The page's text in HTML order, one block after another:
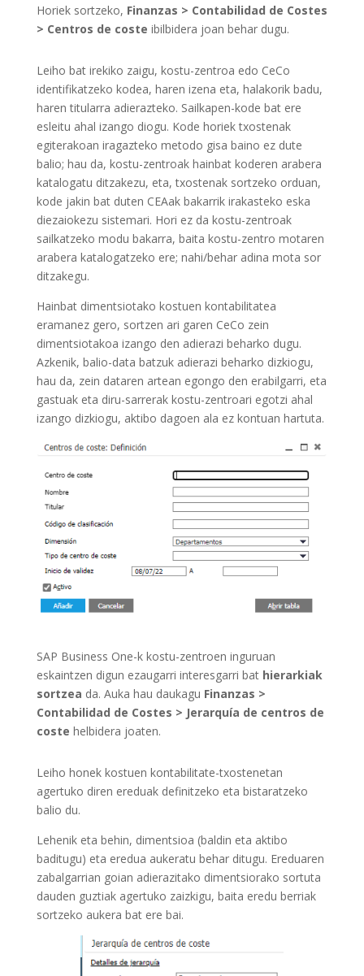
Horiek sortzeko, Finanzas > Contabilidad de Costes
> Centros de coste ibilbidera joan behar dugu.
Leiho bat irekiko zaigu, kostu-zentroa edo CeCo
identifikatzeko kodea, haren izena eta, halakorik badu,
haren titularra adierazteko. Sailkapen-kode bat ere
esleitu ahal izango diogu. Kode horiek txostenak
egiterakoan iragazteko metodo gisa baino ez dute
balio; hau da, kostu-zentroak hainbat koderen arabera
katalogatu ditzakezu, eta, txostenak sortzeko orduan,
kode jakin bat duten CEAak bakarrik irakasteko eska
diezaiokezu sistemari. Hori ez da kostu-zentroak
sailkatzeko modu bakarra, baita kostu-zentro motaren
arabera katalogatzeko ere; nahi/behar adina mota sor
ditzakegu.
Hainbat dimentsiotako kostuen kontabilitatea
eramanez gero, sortzen ari garen CeCo zein
dimentsiotakoa izango den adierazi beharko dugu.
Azkenik, balio-data batzuk adierazi beharko dizkiogu,
hau da, zein dataren artean egongo den erabilgarri, eta
gastuak eta diru-sarrerak kostu-zentroari egotzi ahal
izango dizkiogu, aktibo dagoen ala ez kontuan hartuta.
SAP Business One-k kostu-zentroen inguruan
eskaintzen digun ezaugarri interesgarri bat hierarkiak
sortzea da. Auka hau daukagu Finanzas >
Contabilidad de Costes > Jerarquía de centros de
coste helbidera joaten.
Leiho honek kostuen kontabilitate-txostenetan
agertuko diren ereduak definitzeko eta bistaratzeko
balio du.
Lehenik eta behin, dimentsioa (baldin eta aktibo
baditugu) eta eredua aukeratu behar ditugu. Ereduaren
zabalgarrian goian adierazitako dimentsiorako sortuta
dauden guztiak agertuko zaizkigu, baita eredu berriak
sortzeko aukera bat ere bai.